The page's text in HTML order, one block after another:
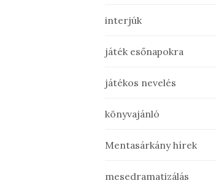
interjúk
játék esőnapokra
játékos nevelés
könyvajánló
Mentasárkány hírek
mesedramatizálás